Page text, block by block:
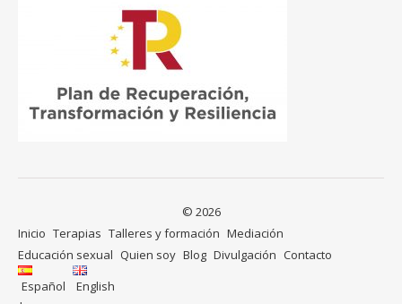
© 2026
Inicio Terapias Talleres y formación Mediación
Educación sexual Quien soy Blog Divulgación Contacto
Español
English